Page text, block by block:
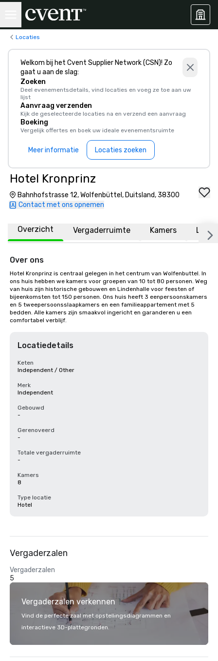
Locaties
Welkom bij het Cvent Supplier Network (CSN)! Zo
gaat u aan de slag:
Zoeken
Deel evenementsdetails, vind locaties en voeg ze toe aan uw
lijst
Aanvraag verzenden
Kijk de geselecteerde locaties na en verzend een aanvraag
Boeking
Vergelijk offertes en boek uw ideale evenementsruimte
Meer informatie Locaties zoeken
Hotel Kronprinz
Bahnhofstrasse 12, Wolfenbüttel, Duitsland, 38300
Contact met ons opnemen
Overzicht Vergaderruimte Kamers
Over ons
Hotel Kronprinz is centraal gelegen in het centrum van Wolfenbuttel. In
ons huis hebben we kamers voor groepen van 10 tot 80 personen. Weg
van huis zijn historische gebouwen en Lindenhalle voor feesten of
bijeenkomsten tot 150 personen. Ons huis heeft 3 eenpersoonskamers
en 5 tweepersoonsslaapkamers en een familieappartement met 5
bedden. Alle kamers zijn smaakvol ingericht en garanderen u een
comfortabel verblijf.
Locatiedetails
Keten
Independent / Other
Merk
Independent
Gebouwd
-
Gerenoveerd
-
Totale vergaderruimte
-
Kamers
8
Type locatie
Hotel
Vergaderzalen
Vergaderzalen
5
Vergaderzalen verkennen
Vind de perfecte zaal met opstellingsdiagrammen en
interactieve 3D-plattegronden.